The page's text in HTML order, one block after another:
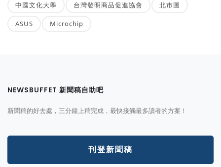
中國文化大學 台灣發明商品促進協會 北市圖
ASUS Microchip
NEWSBUFFET 新聞稿自助吧
新聞稿的好去處，三分鐘上稿完成，最快接觸最多讀者的方案！
刊登新聞稿